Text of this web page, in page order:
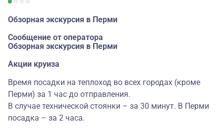
Обзорная экскурсия в Перми
Сообщение от оператора
Обзорная экскурсия в Перми
Акции круиза
Время посадки на теплоход во всех городах (кроме
Перми) за 1 час до отправления.
В случае технической стоянки – за 30 минут. В Перми
посадка – за 2 часа.